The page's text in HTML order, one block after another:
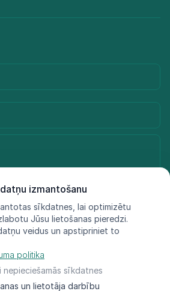
izmantošanu
sīkdatnes, lai optimizētu
Jūsu lietošanas pieredzi.
veidus un apstipriniet to
politika
sīkdatnes
un lietotāja darbību
Sūtīt ziņu
- 2025
LIFE FOR SPECIES īstenotāju